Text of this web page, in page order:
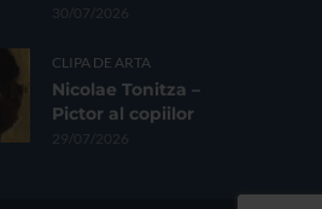
30/07/2026
CLIPA DE ARTA
Nicolae Tonitza –
Pictor al copiilor
29/07/2026